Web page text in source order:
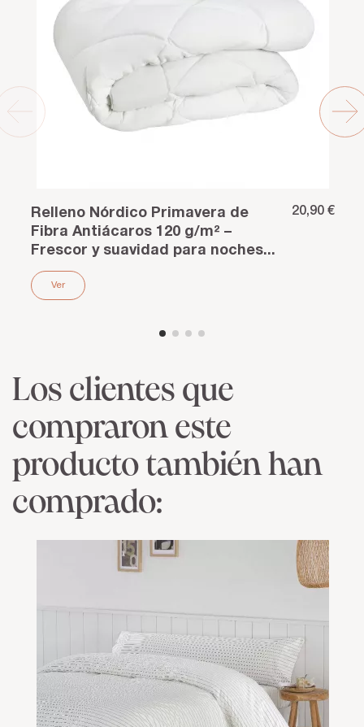
Relleno Nórdico Primavera de
Fibra Antiácaros 120 g/m² –
Frescor y suavidad para noches...
20,90 €
Ver
Los clientes que
compraron este
producto también han
comprado: